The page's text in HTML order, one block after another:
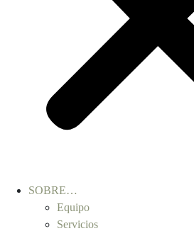
SOBRE…
Equipo
Servicios